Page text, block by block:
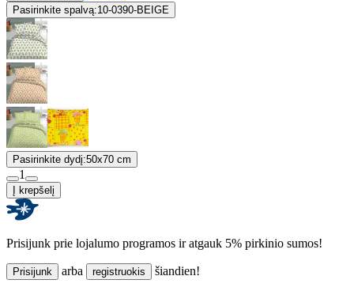
Pasirinkite spalvą:10-0390-BEIGE
Pasirinkite dydį:50x70 cm
1
Į krepšelį
Prisijunk prie lojalumo programos ir atgauk 5% pirkinio sumos!
Prisijunk arba registruokis šiandien!